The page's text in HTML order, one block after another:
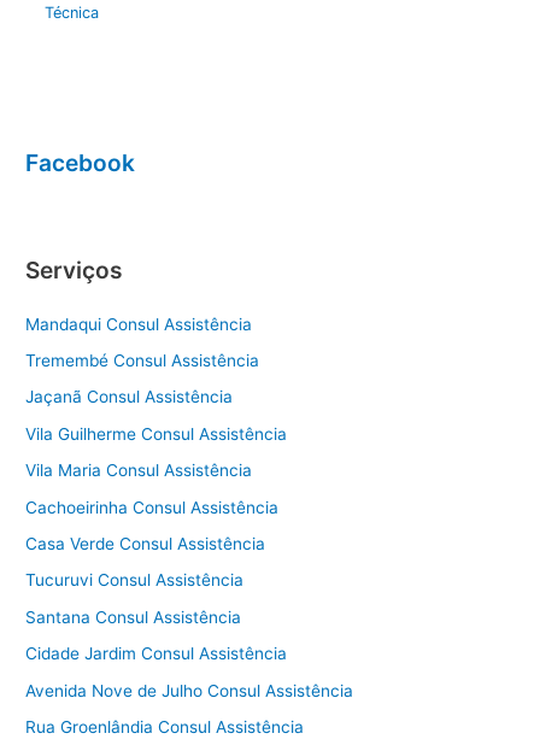
Técnica
Facebook
Serviços
Mandaqui Consul Assistência
Tremembé Consul Assistência
Jaçanã Consul Assistência
Vila Guilherme Consul Assistência
Vila Maria Consul Assistência
Cachoeirinha Consul Assistência
Casa Verde Consul Assistência
Tucuruvi Consul Assistência
Santana Consul Assistência
Cidade Jardim Consul Assistência
Avenida Nove de Julho Consul Assistência
Rua Groenlândia Consul Assistência